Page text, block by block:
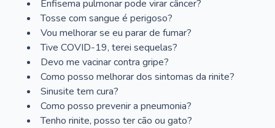
Enfisema pulmonar pode virar câncer?
Tosse com sangue é perigoso?
Vou melhorar se eu parar de fumar?
Tive COVID-19, terei sequelas?
Devo me vacinar contra gripe?
Como posso melhorar dos sintomas da rinite?
Sinusite tem cura?
Como posso prevenir a pneumonia?
Tenho rinite, posso ter cão ou gato?